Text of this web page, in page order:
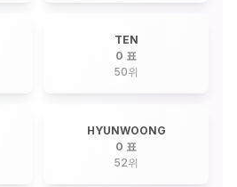
TEN
0 표
50위
HYUNWOONG
0 표
52위